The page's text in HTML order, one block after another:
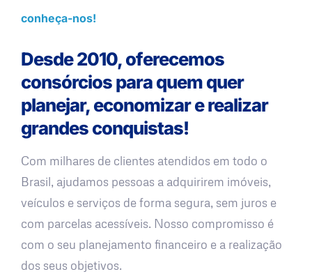
conheça-nos!
Desde 2010, oferecemos
consórcios para quem quer
planejar, economizar e realizar
grandes conquistas!
Com milhares de clientes atendidos em todo o
Brasil, ajudamos pessoas a adquirirem imóveis,
veículos e serviços de forma segura, sem juros e
com parcelas acessíveis. Nosso compromisso é
com o seu planejamento financeiro e a realização
dos seus objetivos.